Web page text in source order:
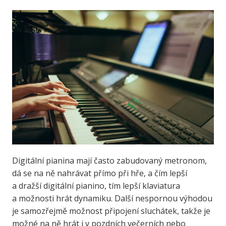
Digitální pianina mají často zabudovaný metronom,
dá se na ně nahrávat přímo při hře, a čím lepší
a dražší digitální pianino, tím lepší klaviatura
a možnosti hrát dynamiku. Další nespornou výhodou
je samozřejmě možnost připojení sluchátek, takže je
možné na ně hrát i v pozdních večerních nebo